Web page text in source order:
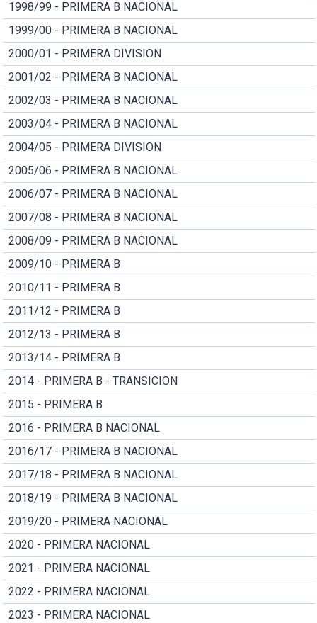
1998/99 - PRIMERA B NACIONAL
1999/00 - PRIMERA B NACIONAL
2000/01 - PRIMERA DIVISION
2001/02 - PRIMERA B NACIONAL
2002/03 - PRIMERA B NACIONAL
2003/04 - PRIMERA B NACIONAL
2004/05 - PRIMERA DIVISION
2005/06 - PRIMERA B NACIONAL
2006/07 - PRIMERA B NACIONAL
2007/08 - PRIMERA B NACIONAL
2008/09 - PRIMERA B NACIONAL
2009/10 - PRIMERA B
2010/11 - PRIMERA B
2011/12 - PRIMERA B
2012/13 - PRIMERA B
2013/14 - PRIMERA B
2014 - PRIMERA B - TRANSICION
2015 - PRIMERA B
2016 - PRIMERA B NACIONAL
2016/17 - PRIMERA B NACIONAL
2017/18 - PRIMERA B NACIONAL
2018/19 - PRIMERA B NACIONAL
2019/20 - PRIMERA NACIONAL
2020 - PRIMERA NACIONAL
2021 - PRIMERA NACIONAL
2022 - PRIMERA NACIONAL
2023 - PRIMERA NACIONAL